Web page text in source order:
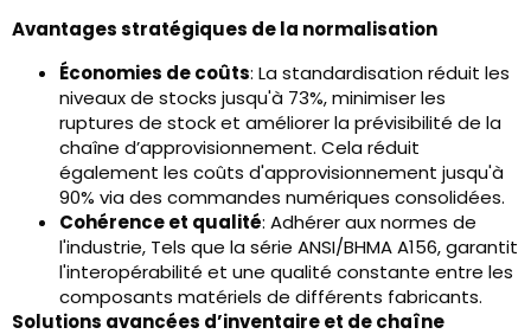
Avantages stratégiques de la normalisation
Économies de coûts: La standardisation réduit les
niveaux de stocks jusqu'à 73%, minimiser les
ruptures de stock et améliorer la prévisibilité de la
chaîne d’approvisionnement. Cela réduit
également les coûts d'approvisionnement jusqu'à
90% via des commandes numériques consolidées.
Cohérence et qualité: Adhérer aux normes de
l'industrie, Tels que la série ANSI/BHMA A156, garantit
l'interopérabilité et une qualité constante entre les
composants matériels de différents fabricants.
Solutions avancées d’inventaire et de chaîne